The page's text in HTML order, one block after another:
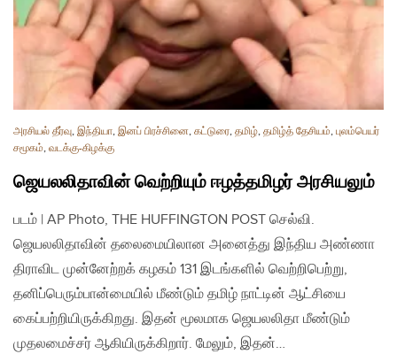
அரசியல் தீர்வு, இந்தியா, இனப் பிரச்சினை, கட்டுரை, தமிழ், தமிழ்த் தேசியம், புலம்பெயர்
சமூகம், வடக்கு-கிழக்கு
ஜெயலலிதாவின் வெற்றியும் ஈழத்தமிழர் அரசியலும்
படம் | AP Photo, THE HUFFINGTON POST செல்வி.
ஜெயலலிதாவின் தலைமையிலான அனைத்து இந்திய அண்ணா
திராவிட முன்னேற்றக் கழகம் 131 இடங்களில் வெற்றிபெற்று,
தனிப்பெரும்பான்மையில் மீண்டும் தமிழ் நாட்டின் ஆட்சியை
கைப்பற்றியிருக்கிறது. இதன் மூலமாக ஜெயலலிதா மீண்டும்
முதலமைச்சர் ஆகியிருக்கிறார். மேலும், இதன்…